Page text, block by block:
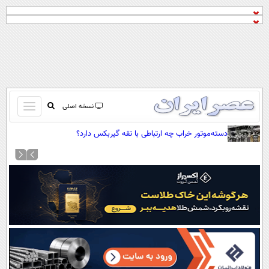
نسخه اصلی
باز
و
کردن
صفحه اول
آرشیو
نظرسنجی
آب و هوا
اوقات شرعی
سواد زندگی
دسته‌موتور خراب چه ارتباطی با تقه گیربکس دارد؟